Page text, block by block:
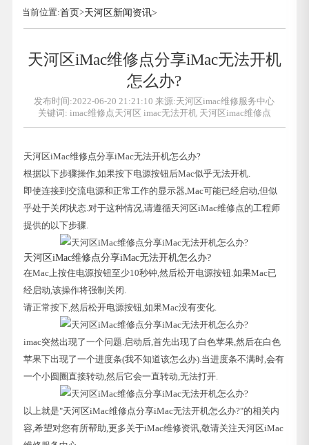
当前位置:首页>天河区新闻资讯>
天河区iMac维修点分享iMac无法开机
怎么办?
发布时间:2022-06-20 21:21:10 来源:天河区imac维修服务中心
关键词: imac维修点天河区 imac无法开机 天河区imac维修点
天河区iMac维修点分享iMac无法开机怎么办?
根据以下步骤操作,如果按下电源按钮后Mac似乎无法开机.
即使连接到交流电源和正常工作的显示器,Mac可能已经启动,但似
乎处于关闭状态.对于这种情况,请遵循天河区iMac维修点的工程师
提供的以下步骤.
天河区iMac维修点分享iMac无法开机怎么办?
在Mac上按住电源按钮至少10秒钟,然后松开电源按钮.如果Mac已
经启动,该操作将强制关闭.
请正常按下,然后松开电源按钮,如果Mac没有变化.
imac突然出现了一个问题.启动后,首先出现了白色苹果,然后在白色
苹果下出现了一个进度条(我不知道该怎么办).当进度条不满时,会有
一个小圆圈直接转动,然后它会一直转动,无法打开.
以上就是"天河区iMac维修点分享iMac无法开机怎么办?"的相关内
容,希望对您有所帮助,更多关于iMac维修资讯,敬请关注天河区iMac